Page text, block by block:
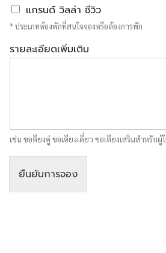
แกรนด์ วิลล่า ซีวิว
* ประเภทห้องพักที่สนใจจองหรือต้องการพัก
รายละเอียดเพิ่มเติม
เช่น ขอตียงคู่ ขอเตียงเดี่ยว ขอเตียงเสริมสำหรับ
ยืนยันการจอง